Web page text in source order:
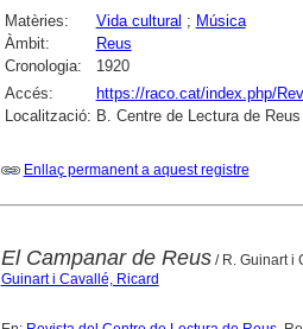
Matèries: Vida cultural ; Música
Àmbit:
Reus
Cronologia:
1920
Accés:
https://raco.cat/index.php/
Localització: B. Centre de Lectura de Reus
Enllaç permanent a aquest registre
El Campanar de Reus/ R. Guinart i
Guinart i Cavallé, Ricard